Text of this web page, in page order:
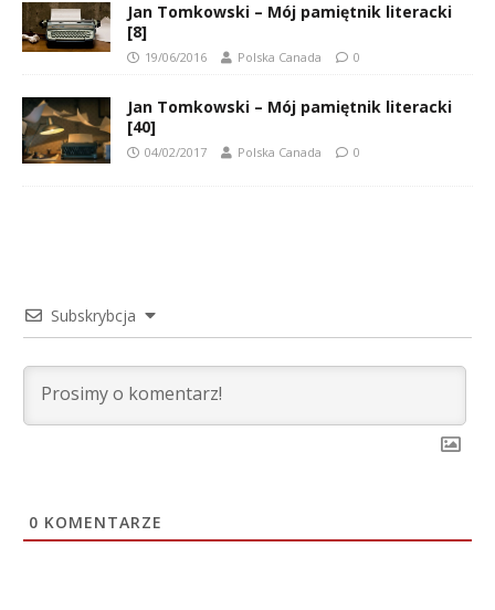
Jan Tomkowski – Mój pamiętnik literacki
[8]
19/06/2016 Polska Canada 0
Jan Tomkowski – Mój pamiętnik literacki
[40]
04/02/2017 Polska Canada 0
Subskrybcja
0 KOMENTARZE